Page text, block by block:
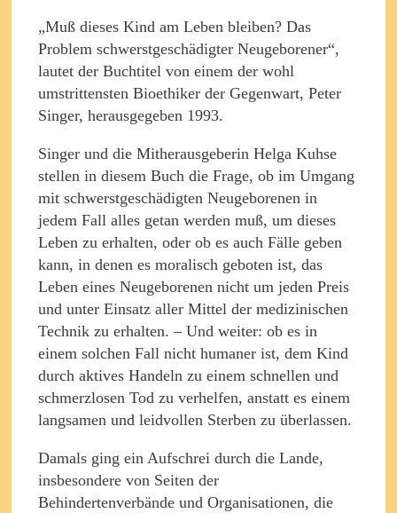
„Muß dieses Kind am Leben bleiben? Das
Problem schwerstgeschädigter Neugeborener“,
lautet der Buchtitel von einem der wohl
umstrittensten Bioethiker der Gegenwart, Peter
Singer, herausgegeben 1993.
Singer und die Mitherausgeberin Helga Kuhse
stellen in diesem Buch die Frage, ob im Umgang
mit schwerstgeschädigten Neugeborenen in
jedem Fall alles getan werden muß, um dieses
Leben zu erhalten, oder ob es auch Fälle geben
kann, in denen es moralisch geboten ist, das
Leben eines Neugeborenen nicht um jeden Preis
und unter Einsatz aller Mittel der medizinischen
Technik zu erhalten. – Und weiter: ob es in
einem solchen Fall nicht humaner ist, dem Kind
durch aktives Handeln zu einem schnellen und
schmerzlosen Tod zu verhelfen, anstatt es einem
langsamen und leidvollen Sterben zu überlassen.
Damals ging ein Aufschrei durch die Lande,
insbesondere von Seiten der
Behindertenverbände und Organisationen, die